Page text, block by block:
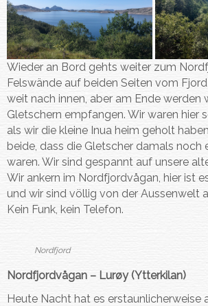
Wieder an Bord gehts weiter zum
Felswände auf beiden Seiten vom
weit nach innen, aber am Ende werden
Gletschern empfangen. Wir waren hier
als wir die kleine Inua heim geholt
beide, dass die Gletscher damals noch
waren. Wir sind gespannt auf unsere
Wir ankern im Nordfjordvågan, hier ist
und wir sind völlig von der Aussenwelt
Kein Funk, kein Telefon.
Nordfjord
Nordfjordvågan – Lurøy (Ytterkilan)
Heute Nacht hat es erstaunlicherweise